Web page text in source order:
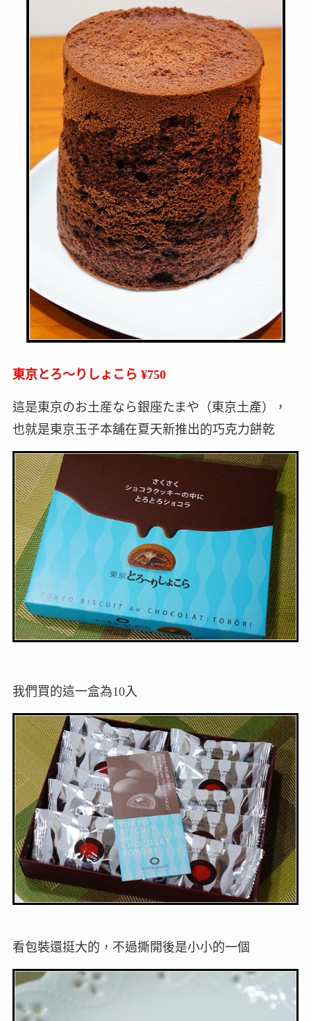
東京とろ～りしょこら ¥750
這是東京のお土産なら銀座たまや（東京土產），
也就是東京玉子本舖在夏天新推出的巧克力餅乾
我們買的這一盒為10入
看包裝還挺大的，不過撕開後是小小的一個